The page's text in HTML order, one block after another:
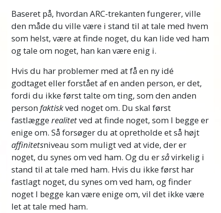
Baseret på, hvordan ARC-trekanten fungerer, ville
den måde du ville være i stand til at tale med hvem
som helst, være at finde noget, du kan lide ved ham
og tale om noget, han kan være enig i.
Hvis du har problemer med at få en ny idé
godtaget eller forstået af en anden person, er det,
fordi du ikke først talte om ting, som den anden
personfaktiskved noget om. Du skal først
fastlæggerealitetved at finde noget, som I begge er
enige om. Så forsøger du at opretholde et så højt
affinitetsniveau som muligt ved at vide, der er
noget, du synes om ved ham. Og du ersåvirkelig i
stand til at tale med ham. Hvis du ikke først har
fastlagt noget, du synes om ved ham, og finder
noget I begge kan være enige om, vil det ikke være
let at tale med ham.